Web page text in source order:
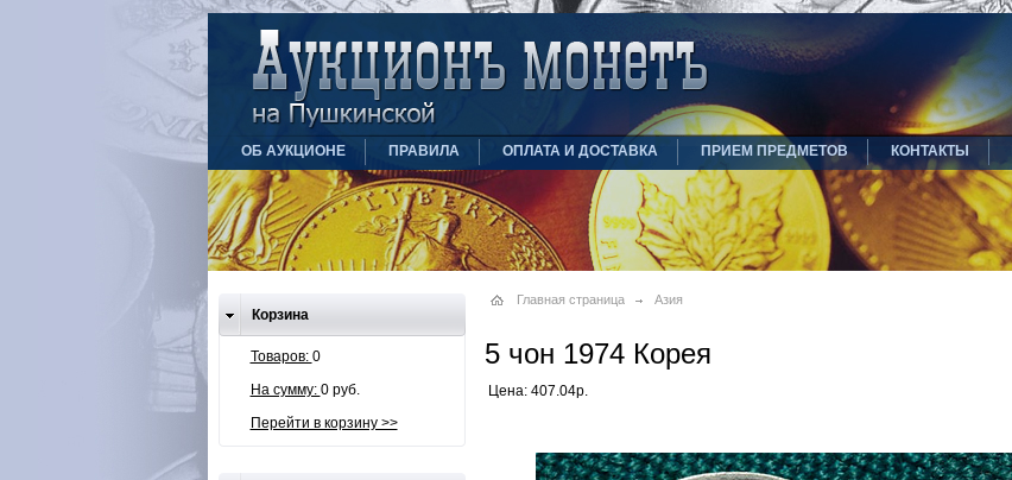
ОБ АУКЦИОНЕ ПРАВИЛА ОПЛАТА И ДОСТАВКА ПРИЕМ ПРЕДМЕТОВ КОНТАКТЫ
Корзина
Товаров: 0
На сумму: 0 руб.
Перейти в корзину >>
Главная страница Азия
5 чон 1974 Корея
Цена: 407.04р.